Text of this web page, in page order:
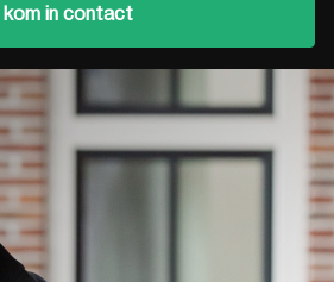
kom in contact